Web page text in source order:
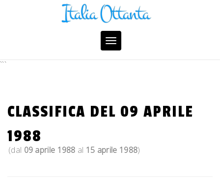
Toggle
navigation
```
CLASSIFICA DEL 09 APRILE
1988
(dal 09 aprile 1988 al 15 aprile 1988)